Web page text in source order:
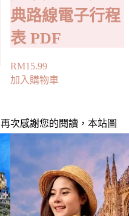
典路線電子行程
表 PDF
RM15.99
加入購物車
再次感謝您的閱讀，本站圖